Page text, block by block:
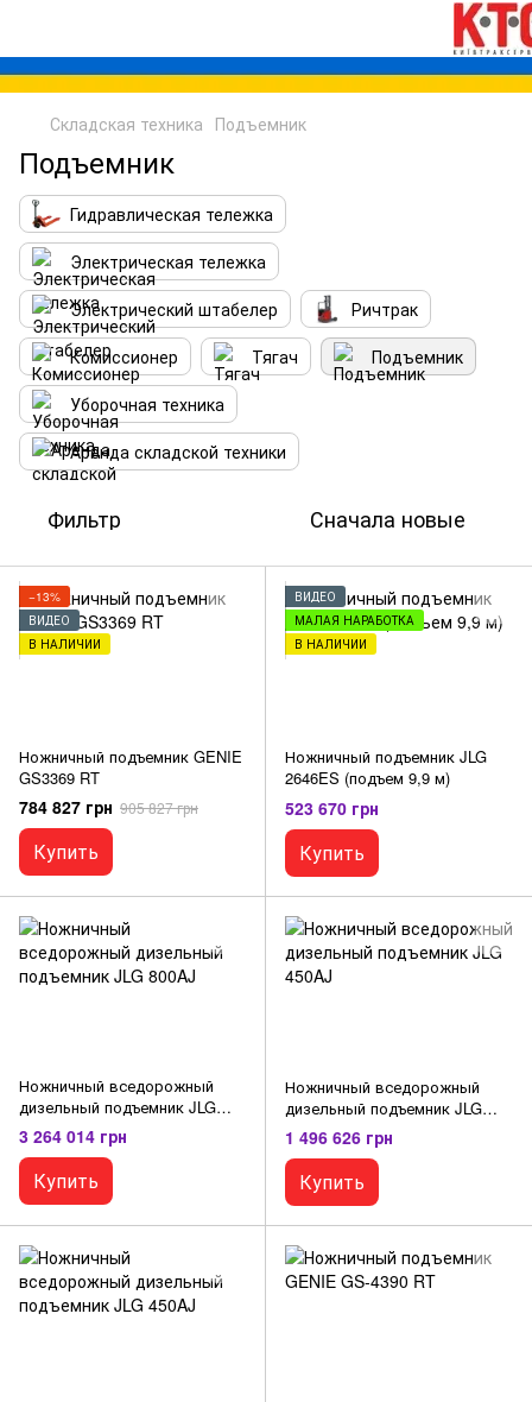
Складская техника Подъемник
Подъемник
Гидравлическая тележка
Электрическая тележка
Электрический штабелер
Ричтрак
Комиссионер
Тягач
Подъемник
Уборочная техника
Аренда складской техники
Фильтр Сначала новые
−13%
ВИДЕО
В НАЛИЧИИ
Ножничный подъемник GENIE
GS3369 RT
784 827 грн 905 827 грн
Купить
ВИДЕО
МАЛАЯ НАРАБОТКА
В НАЛИЧИИ
Ножничный подъемник JLG
2646ES (подъем 9,9 м)
523 670 грн
Купить
Ножничный вседорожный
дизельный подъемник JLG
800AJ
3 264 014 грн
Купить
Ножничный вседорожный
дизельный подъемник JLG
450AJ
1 496 626 грн
Купить